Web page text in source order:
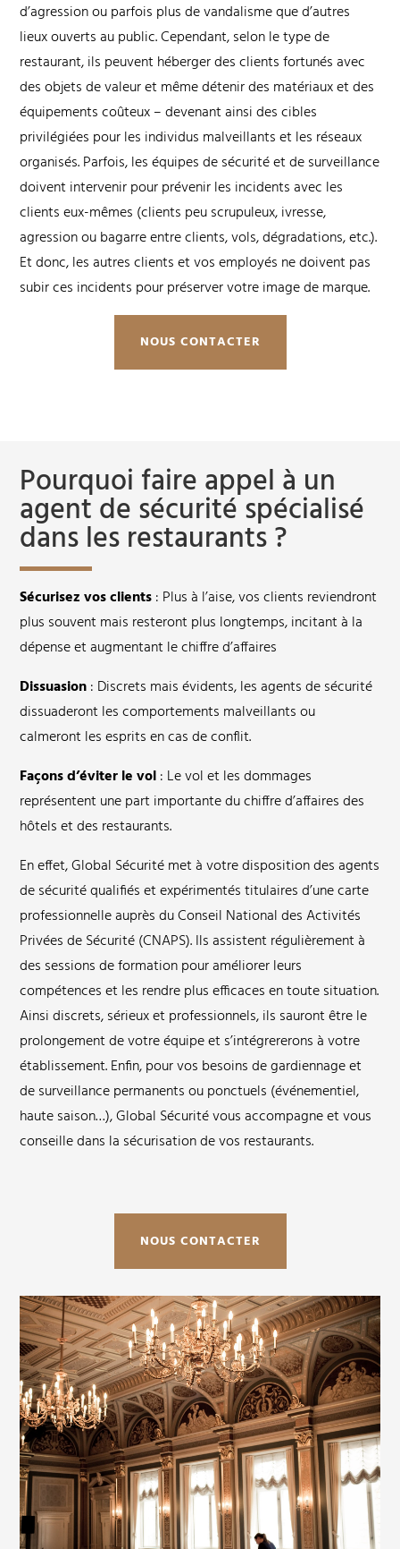
d’agression ou parfois plus de vandalisme que d’autres
lieux ouverts au public. Cependant, selon le type de
restaurant, ils peuvent héberger des clients fortunés avec
des objets de valeur et même détenir des matériaux et des
équipements coûteux – devenant ainsi des cibles
privilégiées pour les individus malveillants et les réseaux
organisés. Parfois, les équipes de sécurité et de surveillance
doivent intervenir pour prévenir les incidents avec les
clients eux-mêmes (clients peu scrupuleux, ivresse,
agression ou bagarre entre clients, vols, dégradations, etc.).
Et donc, les autres clients et vos employés ne doivent pas
subir ces incidents pour préserver votre image de marque.
NOUS CONTACTER
Pourquoi faire appel à un
agent de sécurité spécialisé
dans les restaurants ?
Sécurisez vos clients: Plus à l’aise, vos clients reviendront
plus souvent mais resteront plus longtemps, incitant à la
dépense et augmentant le chiffre d’affaires
Dissuasion: Discrets mais évidents, les agents de sécurité
dissuaderont les comportements malveillants ou
calmeront les esprits en cas de conflit.
Façons d’éviter le vol: Le vol et les dommages
représentent une part importante du chiffre d’affaires des
hôtels et des restaurants.
En effet, Global Sécurité met à votre disposition des agents
de sécurité qualifiés et expérimentés titulaires d’une carte
professionnelle auprès du Conseil National des Activités
Privées de Sécurité (CNAPS). Ils assistent régulièrement à
des sessions de formation pour améliorer leurs
compétences et les rendre plus efficaces en toute situation.
Ainsi discrets, sérieux et professionnels, ils sauront être le
prolongement de votre équipe et s’intégrererons à votre
établissement. Enfin, pour vos besoins de gardiennage et
de surveillance permanents ou ponctuels (événementiel,
haute saison…), Global Sécurité vous accompagne et vous
conseille dans la sécurisation de vos restaurants.
NOUS CONTACTER